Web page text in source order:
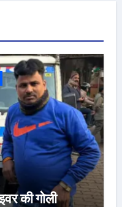
की गोली